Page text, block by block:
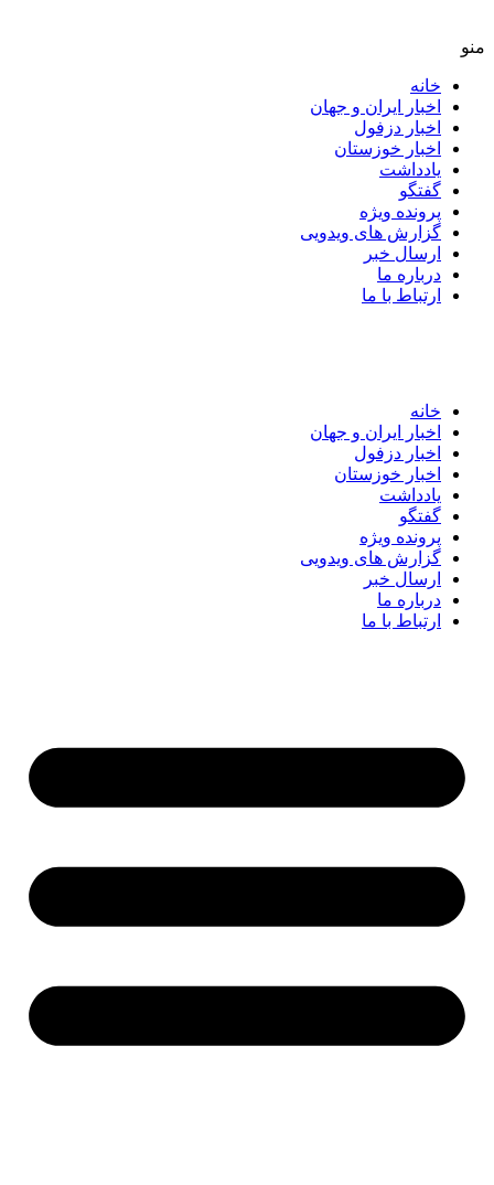
خانه
اخبار ایران و جهان
اخبار دزفول
اخبار خوزستان
یادداشت
گفتگو
پرونده ویژه
گزارش های ویدویی
ارسال خبر
درباره ما
ارتباط با ما
خانه
اخبار ایران و جهان
اخبار دزفول
اخبار خوزستان
یادداشت
گفتگو
پرونده ویژه
گزارش های ویدویی
ارسال خبر
درباره ما
ارتباط با ما